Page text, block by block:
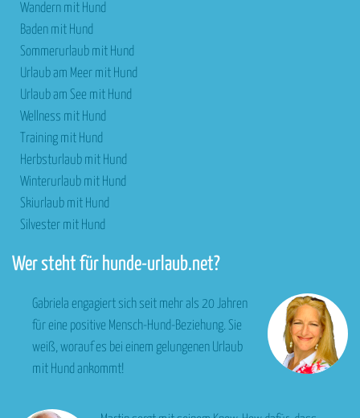
Wandern mit Hund
Baden mit Hund
Sommerurlaub mit Hund
Urlaub am Meer mit Hund
Urlaub am See mit Hund
Wellness mit Hund
Training mit Hund
Herbsturlaub mit Hund
Winterurlaub mit Hund
Skiurlaub mit Hund
Silvester mit Hund
Wer steht für hunde-urlaub.net?
Gabriela engagiert sich seit mehr als 20 Jahren
für eine positive Mensch-Hund-Beziehung. Sie
weiß, worauf es bei einem gelungenen Urlaub
mit Hund ankommt!